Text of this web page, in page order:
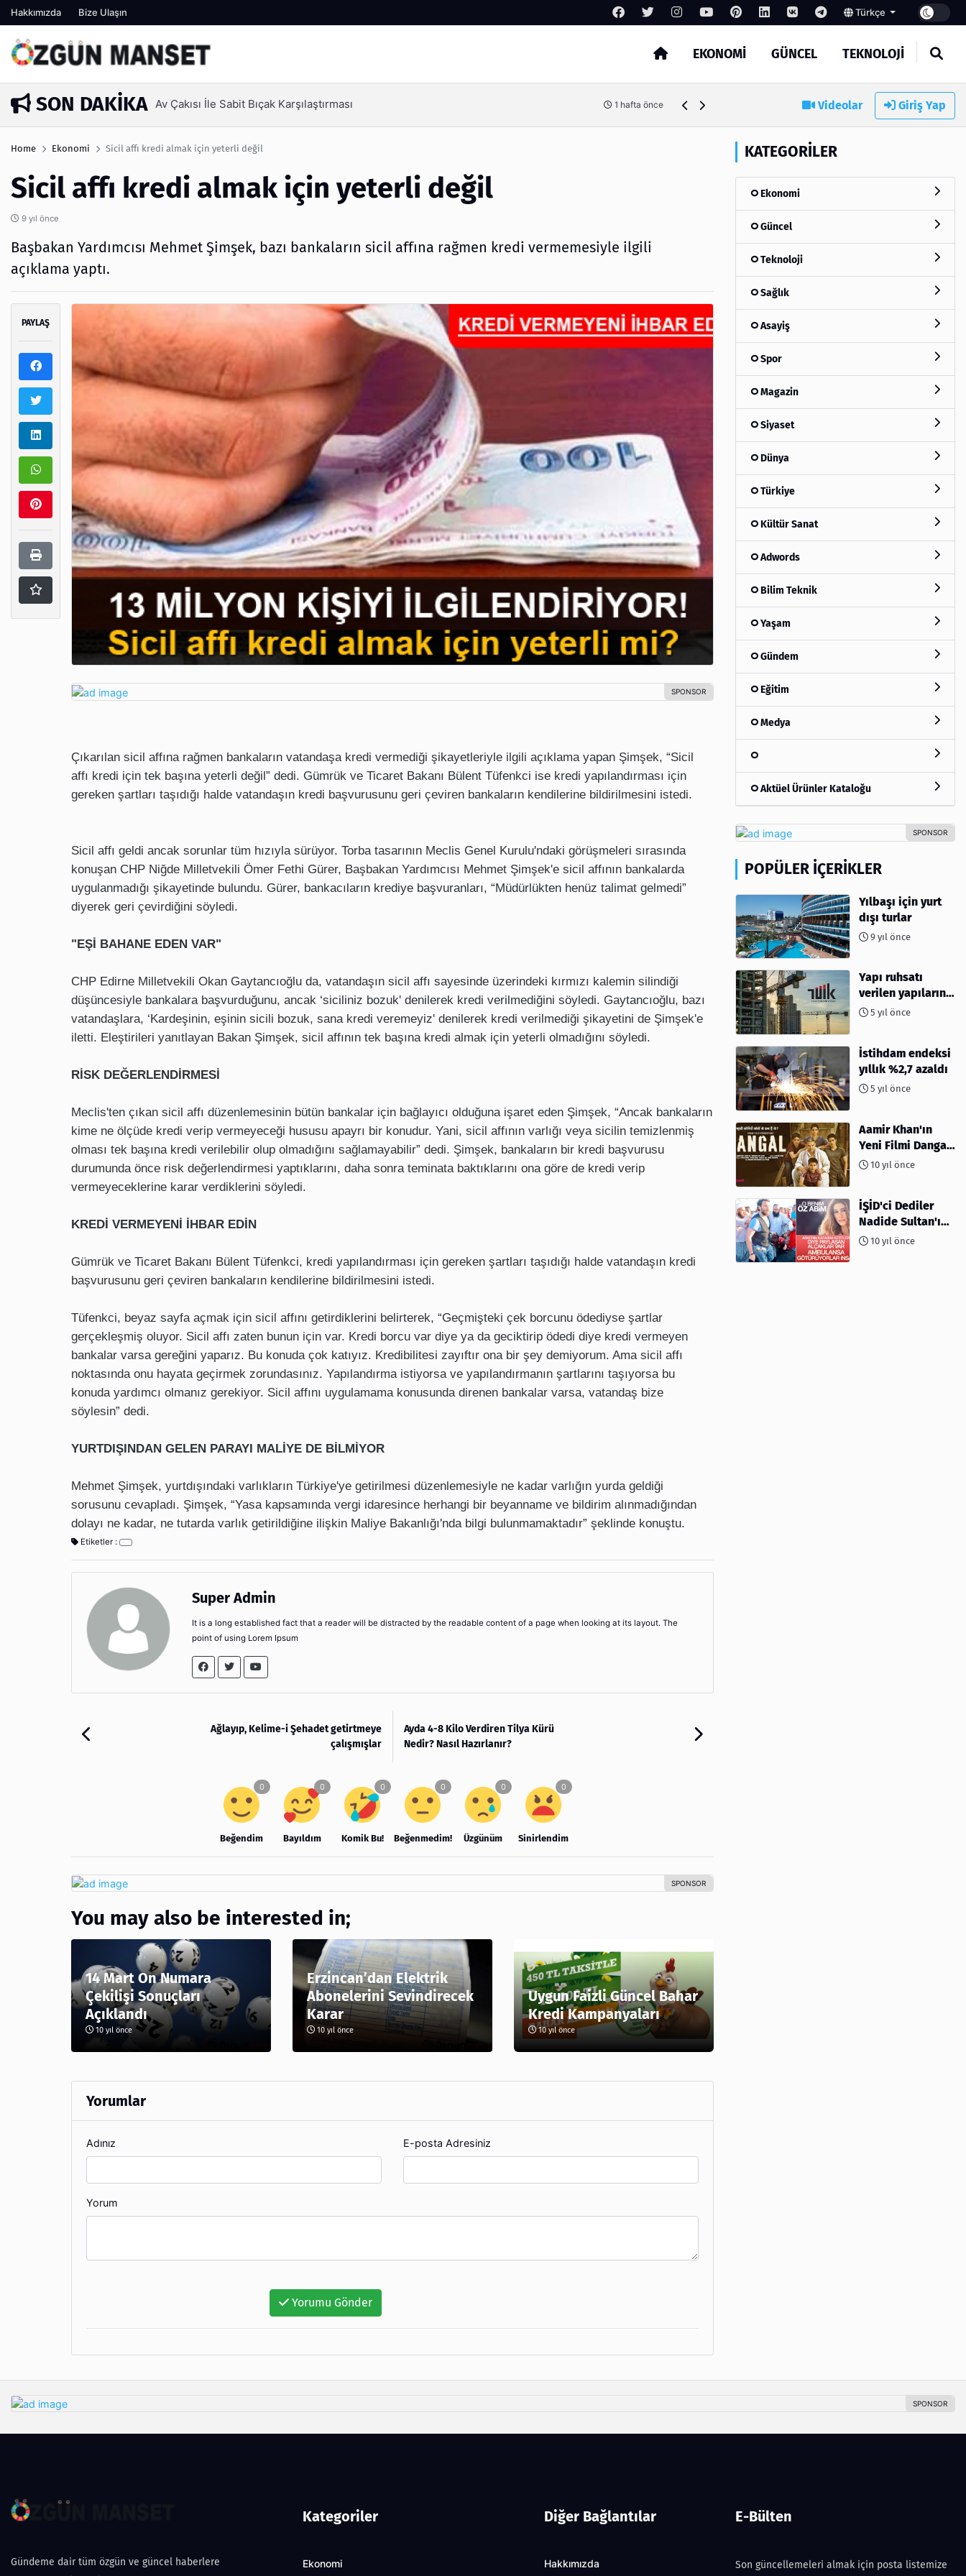
Hakkımızda Bize Ulaşın Türkçe
EKONOMI GÜNCEL TEKNOLOJI
Arama
SON DAKIKA
1 hafta önceKanaat Önderi Hüseyin Kuruçay Kimdir? 3 hafta önce Videolar Giriş Yap
Home Ekonomi Sicil affı kredi almak için yeterli değil
Sicil affı kredi almak için yeterli değil
9 yıl önce
Başbakan Yardımcısı Mehmet Şimşek, bazı bankaların sicil affına rağmen kredi vermemesiyle ilgili
açıklama yaptı.
PAYLAŞ
Çıkarılan sicil affına rağmen bankaların vatandaşa kredi vermediği şikayetleriyle ilgili açıklama yapan Şimşek, “Sicil
affı kredi için tek başına yeterli değil” dedi. Gümrük ve Ticaret Bakanı Bülent Tüfenkci ise kredi yapılandırması için
gereken şartları taşıdığı halde vatandaşın kredi başvurusunu geri çeviren bankaların kendilerine bildirilmesini istedi.
Sicil affı geldi ancak sorunlar tüm hızıyla sürüyor. Torba tasarının Meclis Genel Kurulu'ndaki görüşmeleri sırasında
konuşan CHP Niğde Milletvekili Ömer Fethi Gürer, Başbakan Yardımcısı Mehmet Şimşek'e sicil affının bankalarda
uygulanmadığı şikayetinde bulundu. Gürer, bankacıların krediye başvuranları, “Müdürlükten henüz talimat gelmedi”
diyerek geri çevirdiğini söyledi.
"EŞİ BAHANE EDEN VAR"
CHP Edirne Milletvekili Okan Gaytancıoğlu da, vatandaşın sicil affı sayesinde üzerindeki kırmızı kalemin silindiği
düşüncesiyle bankalara başvurduğunu, ancak ‘siciliniz bozuk' denilerek kredi verilmediğini söyledi. Gaytancıoğlu, bazı
vatandaşlara, ‘Kardeşinin, eşinin sicili bozuk, sana kredi veremeyiz' denilerek kredi verilmediği şikayetini de Şimşek'e
iletti. Eleştirileri yanıtlayan Bakan Şimşek, sicil affının tek başına kredi almak için yeterli olmadığını söyledi.
RİSK DEĞERLENDİRMESİ
Meclis'ten çıkan sicil affı düzenlemesinin bütün bankalar için bağlayıcı olduğuna işaret eden Şimşek, “Ancak bankaların
kime ne ölçüde kredi verip vermeyeceği hususu apayrı bir konudur. Yani, sicil affının varlığı veya sicilin temizlenmiş
olması tek başına kredi verilebilir olup olmadığını sağlamayabilir” dedi. Şimşek, bankaların bir kredi başvurusu
durumunda önce risk değerlendirmesi yaptıklarını, daha sonra teminata baktıklarını ona göre de kredi verip
vermeyeceklerine karar verdiklerini söyledi.
KREDİ VERMEYENİ İHBAR EDİN
Gümrük ve Ticaret Bakanı Bülent Tüfenkci, kredi yapılandırması için gereken şartları taşıdığı halde vatandaşın kredi
başvurusunu geri çeviren bankaların kendilerine bildirilmesini istedi.
Tüfenkci, beyaz sayfa açmak için sicil affını getirdiklerini belirterek, “Geçmişteki çek borcunu ödediyse şartlar
gerçekleşmiş oluyor. Sicil affı zaten bunun için var. Kredi borcu var diye ya da geciktirip ödedi diye kredi vermeyen
bankalar varsa gereğini yaparız. Bu konuda çok katıyız. Kredibilitesi zayıftır ona bir şey demiyorum. Ama sicil affı
noktasında onu hayata geçirmek zorundasınız. Yapılandırma istiyorsa ve yapılandırmanın şartlarını taşıyorsa bu
konuda yardımcı olmanız gerekiyor. Sicil affını uygulamama konusunda direnen bankalar varsa, vatandaş bize
söylesin” dedi.
YURTDIŞINDAN GELEN PARAYI MALİYE DE BİLMİYOR
Mehmet Şimşek, yurtdışındaki varlıkların Türkiye'ye getirilmesi düzenlemesiyle ne kadar varlığın yurda geldiği
sorusunu cevapladı. Şimşek, “Yasa kapsamında vergi idaresince herhangi bir beyanname ve bildirim alınmadığından
dolayı ne kadar, ne tutarda varlık getirildiğine ilişkin Maliye Bakanlığı'nda bilgi bulunmamaktadır” şeklinde konuştu.
Etiketler :
Super Admin
It is a long established fact that a reader will be distracted by the readable content of a page when looking at its layout. The
point of using Lorem Ipsum
Ağlayıp, Kelime-i Şehadet getirtmeye
çalışmışlar
Ayda 4-8 Kilo Verdiren Tilya Kürü
Nedir? Nasıl Hazırlanır?
Beğendim Bayıldım Komik Bu! Beğenmedim! Üzgünüm Sinirlendim
You may also be interested in;
14 Mart On Numara
Çekilişi Sonuçları
Açıklandı
10 yıl önce
Erzincan’dan Elektrik
Abonelerini Sevindirecek
Karar
10 yıl önce
Uygun Faizli Güncel Bahar
Kredi Kampanyaları
10 yıl önce
Yorumlar
Adınız E-posta Adresiniz
Yorum
Yorumu Gönder
KATEGORILER
Ekonomi
Güncel
Teknoloji
Sağlık
Asayiş
Spor
Magazin
Siyaset
Dünya
Türkiye
Kültür Sanat
Adwords
Bilim Teknik
Yaşam
Gündem
Eğitim
Medya
Aktüel Ürünler Kataloğu
POPÜLER İÇERIKLER
Yılbaşı için yurt
dışı turlar
9 yıl önce
Yapı ruhsatı
verilen yapıların
yüzölçümü %40,8
5 yıl önce
İstihdam endeksi
yıllık %2,7 azaldı
5 yıl önce
Aamir Khan'ın
Yeni Filmi Dangal
Hakkında Herşey
10 yıl önce
İŞİD'ci Dediler
Nadide Sultan'ın
Öz Abisi Çıktı
10 yıl önce
Gündeme dair tüm özgün ve güncel haberlere
Kategoriler
Ekonomi
Diğer Bağlantılar
Hakkımızda
E-Bülten
Son güncellemeleri almak için posta listemize